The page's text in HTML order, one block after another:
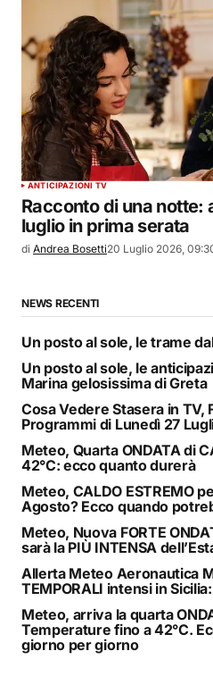
ANTICIPAZIONI TV
Racconto di una notte:
luglio in prima serata
di Andrea Bosetti20 Luglio 2026,
NEWS RECENTI
Un posto al sole, le trame
Un posto al sole, le
Marina gelosissima di Greta
Cosa Vedere Stasera in TV,
Programmi di Lunedì 27
Meteo, Quarta ONDATA di
42°C: ecco quanto durerà
Meteo, CALDO ESTREMO
Agosto? Ecco quando
Meteo, Nuova FORTE
sarà la PIÙ INTENSA
Allerta Meteo Aeronautica
TEMPORALI intensi in
Meteo, arriva la quarta
Temperature fino a 42°C.
giorno per giorno